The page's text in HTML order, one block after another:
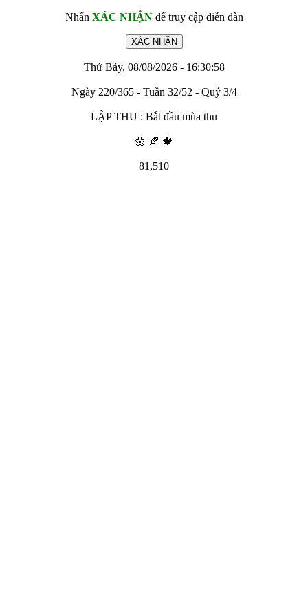
Nhấn XÁC NHẬNđể truy cập diễn đàn
Thứ Bảy, 08/08/2026 - 16:30:58
Ngày 220/365 - Tuần 32/52 - Quý 3/4
LẬP THU : Bắt đầu mùa thu
🌼 🍂 🍁
81,510